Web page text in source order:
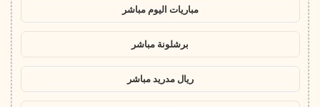
مباريات اليوم مباشر
برشلونة مباشر
ريال مدريد مباشر